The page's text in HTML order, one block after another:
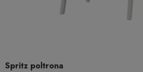
Spritz poltrona